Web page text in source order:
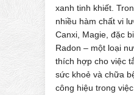
xanh tinh khiết.
nhiều hàm chất vi
Canxi, Magie, đặc
Radon – một loại
thích hợp cho việc
sức khoẻ và chữa
công hiệu trong